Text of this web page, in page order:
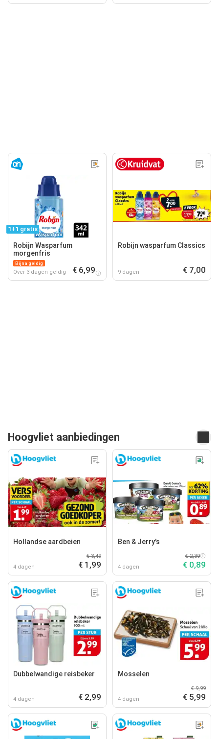
1+1 gratis
Robijn Wasparfum
morgenfris
Bijna geldig
Over 3 dagen geldig € 6,99
Robijn wasparfum Classics
9 dagen € 7,00
Hoogvliet aanbiedingen
Hollandse aardbeien
4 dagen
€ 3,49
€ 1,99
Ben & Jerry's
4 dagen
€ 2,39
€ 0,89
Dubbelwandige reisbeker
4 dagen € 2,99
Mosselen
4 dagen
€ 9,99
€ 5,99